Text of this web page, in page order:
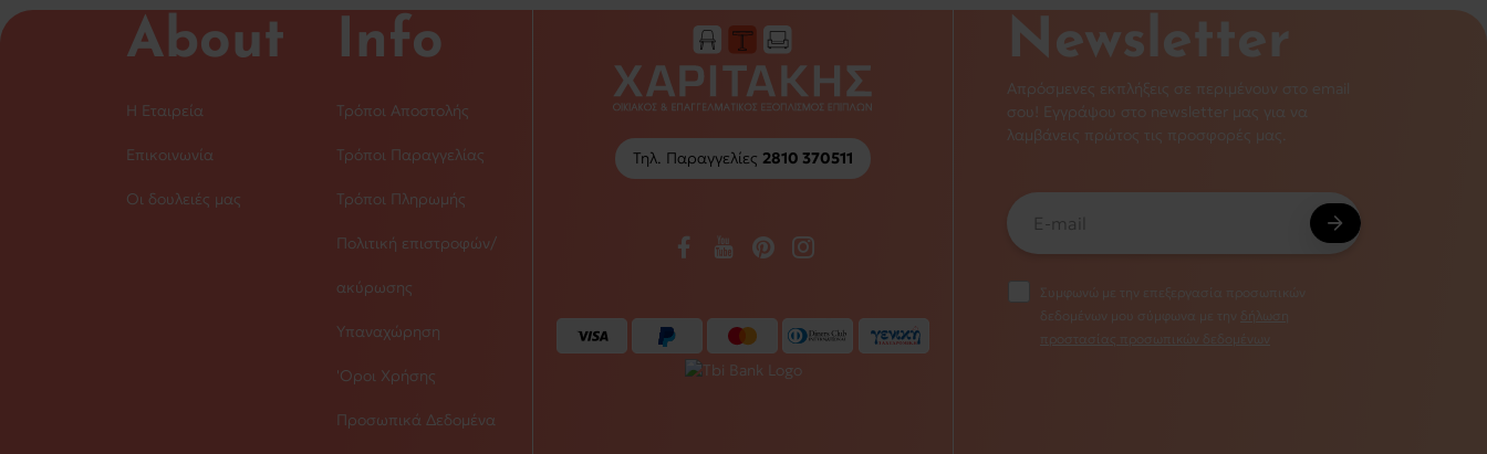
About
Η Εταιρεία
Επικοινωνία
Οι δουλειές μας
Info
Τρόποι Αποστολής
Τρόποι Παραγγελίας
Τρόποι Πληρωμής
Πολιτική επιστροφών/
ακύρωσης
Υπαναχώρηση
'Οροι Χρήσης
Προσωπικά Δεδομένα
Τηλ. Παραγγελίες 2810 370511
Newsletter
Απρόσμενες εκπλήξεις σε περιμένουν στο email
σου! Εγγράψου στο newsletter μας για να
λαμβάνεις πρώτος τις προσφορές μας.
Συμφωνώ με την επεξεργασία προσωπικών
δεδομένων μου σύμφωνα με την
δήλωση
προστασίας προσωπικών δεδομένων